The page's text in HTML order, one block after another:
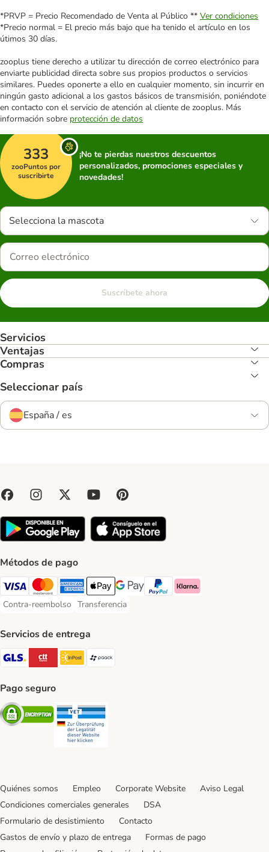
*PRVP = Precio Recomendado de Venta al Público ** Ver condiciones
*Precio normal = El precio más bajo que ha tenido el artículo en los
útimos 30 días.
zooplus tiene derecho a utilizar tu dirección de correo electrónico para
enviarte publicidad directa sobre sus propios productos o servicios
similares. Puedes oponerte a ello en cualquier momento, sin incurrir en
ningún gasto adicional a los gastos básicos de transmisión, poniéndote
en contacto con el servicio de atención al cliente de zooplus. Más
información sobre protección de datos
333
zooPuntos por
suscribirte
¡No te pierdas nuestros descuentos
personalizados, promociones especiales y
novedades!
Selecciona la mascota
Suscríbete ahora
Servicios
Ventajas
Compras
Seleccionar país
España / es
Métodos de pago
Visa Payment Method
Mastercard Payment Method
American Express Payment Method
Apple Pay Payment Method
Google Pay Payment Method
PayPal Payment Method
Klarna Payment Method
Contra-reembolso
Contra-reembolso Payment Method
Transferencia
Transferencia Payment Method
Servicios de entrega
GLS Shipping Method
CTTExpress Shipping Method
InPost Shipping Method
paack Shipping Method
Pago seguro
Security
Quiénes somos Empleo Corporate Website
Aviso Legal
Condiciones comerciales generales
DSA
Formulario de desistimiento
Contacto
Gastos de envío y plazo de entrega
Formas de pago